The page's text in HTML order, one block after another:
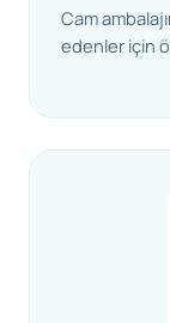
Cam
edenler için